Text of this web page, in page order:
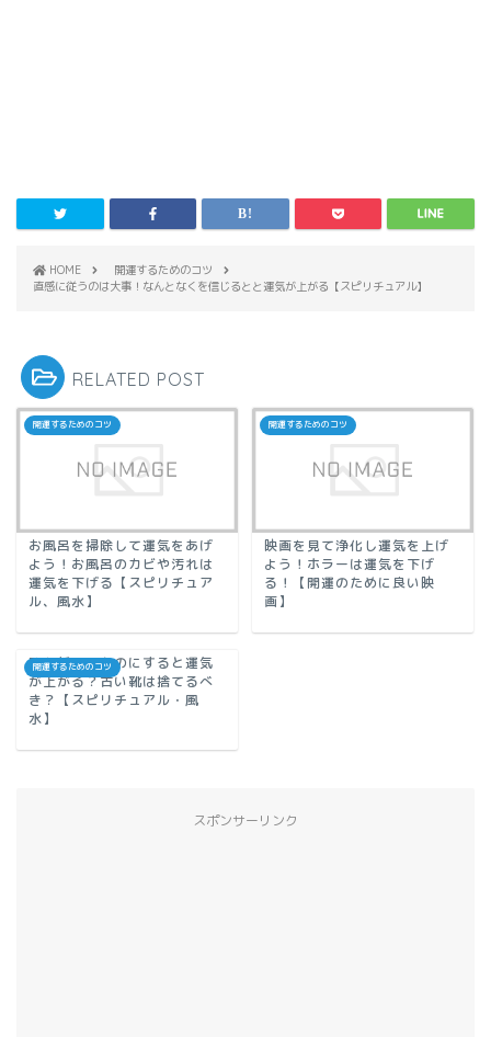
HOME
開運するためのコツ
直感に従うのは大事！なんとなくを信じるとと運気が上がる【スピリチュアル】
RELATED POST
開運するためのコツ
お風呂を掃除して運気をあげ
よう！お風呂のカビや汚れは
運気を下げる【スピリチュア
ル、風水】
開運するためのコツ
映画を見て浄化し運気を上げ
よう！ホラーは運気を下げ
る！【開運のために良い映
画】
開運するためのコツ
靴を新しいものにすると運気
が上がる？古い靴は捨てるべ
き？【スピリチュアル・風
水】
スポンサーリンク